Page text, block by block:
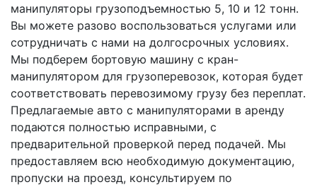
манипуляторы грузоподъемностью 5, 10 и 12 тонн.
Вы можете разово воспользоваться услугами или
сотрудничать с нами на долгосрочных условиях.
Мы подберем бортовую машину с кран-
манипулятором для грузоперевозок, которая будет
соответствовать перевозимому грузу без переплат.
Предлагаемые авто с манипуляторами в аренду
подаются полностью исправными, с
предварительной проверкой перед подачей. Мы
предоставляем всю необходимую документацию,
пропуски на проезд, консультируем по